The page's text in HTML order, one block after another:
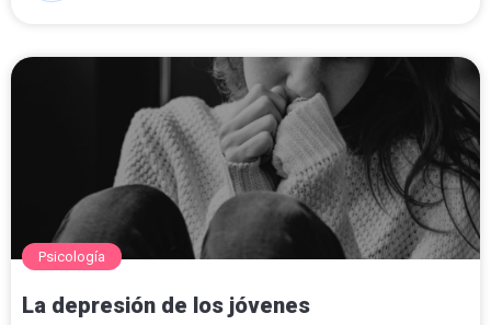
Psicología
La depresión de los jóvenes